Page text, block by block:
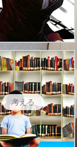
考える